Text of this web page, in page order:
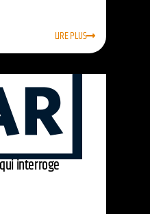
LIRE PLUS
interroge